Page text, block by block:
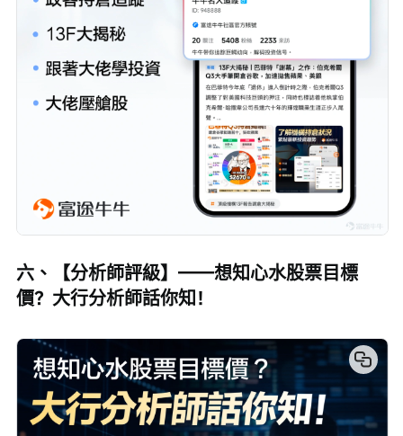
六、【分析師評級】——想知心水股票目標
價？大行分析師話你知！